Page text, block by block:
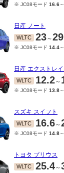
※ JC08モード 16.6～
日産 ノート
WLTC 23～
※ JC08モード 14.4～
日産 エクストレ
WLTC 12.2～
※ JC08モード 13.8～
スズキ スイフト
WLTC 16.6～
※ JC08モード 14.8～
トヨタ プリウス
WLTC 25.4～